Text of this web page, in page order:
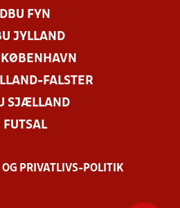
DBU FYN
JYLLAND
KØBENHAVN
FALSTER
SJÆLLAND
FUTSAL
OG PRIVATLIVS-POLITIK